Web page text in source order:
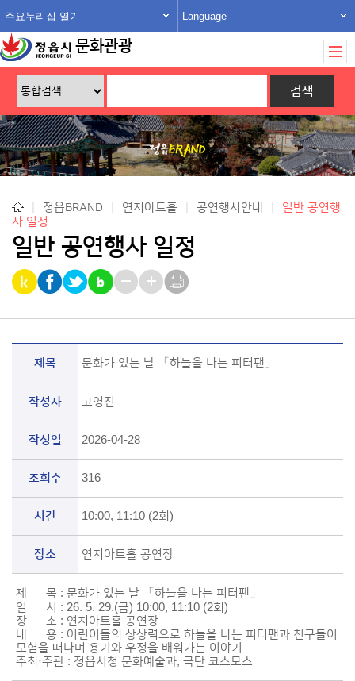
주요누리집 열기 Language
문화관광
정읍BRAND 연지아트홀 공연행사안내
일반 공연행
사 일정
일반 공연행사 일정
제목 문화가 있는 날 「하늘을 나는 피터팬」
작성자 고영진
작성일 2026-04-28
조회수 316
시간 10:00, 11:10 (2회)
장소 연지아트홀 공연장
제 목 : 문화가 있는 날 「하늘을 나는 피터팬」
일 시 : 26. 5. 29.(금) 10:00, 11:10 (2회)
장 소 : 연지아트홀 공연장
내 용 : 어린이들의 상상력으로 하늘을 나는 피터팬과 친구들이
모험을 떠나며 용기와 우정을 배워가는 이야기
주최·주관 : 정읍시청 문화예술과, 극단 코스모스